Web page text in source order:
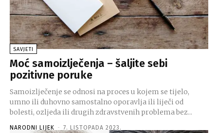
SAVJETI
Moć samoizlječenja – šaljite sebi
pozitivne poruke
Samoizlječenje se odnosi na proces u kojem se tijelo,
umno ili duhovno samostalno oporavlja ili liječi od
bolesti, ozljeda ili drugih zdravstvenih problema bez...
NARODNI LIJEK - 7. LISTOPADA 2023.